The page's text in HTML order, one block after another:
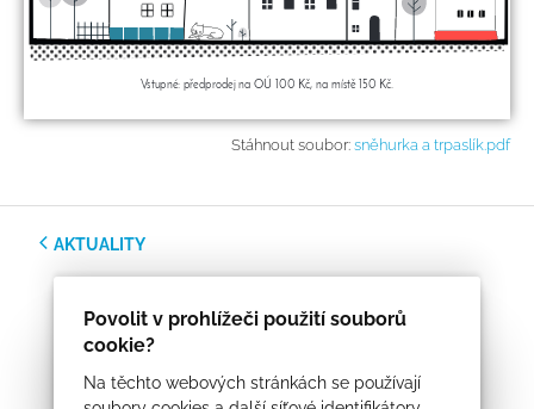
Povolit v prohlížeči použití souborů
cookie?
Na těchto webových stránkách se používají
Stáhnout soubor: sněhurka a trpaslík.pdf
AKTUALITY